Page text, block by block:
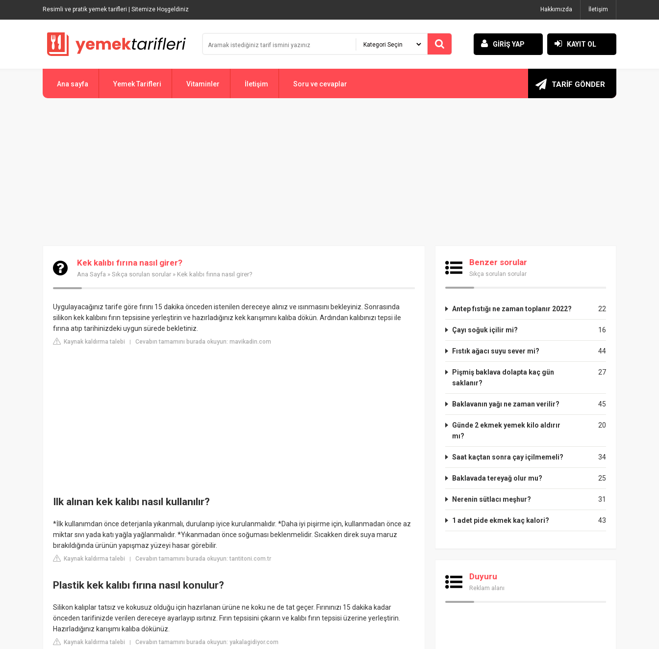
Resimli ve pratik yemek tarifleri | Sitemize Hoşgeldiniz Hakkımızda İletişim
GİRİŞ YAP KAYIT OL
Ana sayfa Yemek Tarifleri Vitaminler İletişim Soru ve cevaplar TARİF GÖNDER
Kek kalıbı fırına nasıl girer?
Ana Sayfa » Sıkça sorulan sorular » Kek kalıbı fırına nasıl girer?
Uygulayacağınız tarife göre fırını 15 dakika önceden istenilen dereceye alınız ve ısınmasını bekleyiniz. Sonrasında
silikon kek kalıbını fırın tepsisine yerleştirin ve hazırladığınız kek karışımını kalıba dökün. Ardından kalıbınızı tepsi ile
fırına atıp tarihinizdeki uygun sürede bekletiniz.
Kaynak kaldırma talebi | Cevabın tamamını burada okuyun: mavikadin.com
Ilk alınan kek kalıbı nasıl kullanılır?
*İlk kullanımdan önce deterjanla yıkanmalı, durulanıp iyice kurulanmalıdır. *Daha iyi pişirme için, kullanmadan önce az
miktar sıvı yada katı yağla yağlanmalıdır. *Yıkanmadan önce soğuması beklenmelidir. Sıcakken direk suya maruz
bırakıldığında ürünün yapışmaz yüzeyi hasar görebilir.
Kaynak kaldırma talebi Cevabın tamamını burada okuyun: tantitoni.com.tr
Plastik kek kalıbı fırına nasıl konulur?
Silikon kalıplar tatsız ve kokusuz olduğu için hazırlanan ürüne ne koku ne de tat geçer. Fırınınızı 15 dakika kadar
önceden tarifinizde verilen dereceye ayarlayıp ısıtınız. Fırın tepsisini çıkarın ve kalıbı fırın tepsisi üzerine yerleştirin.
Hazırladığınız karışımı kalıba dökünüz.
Kaynak kaldırma talebi Cevabın tamamını burada okuyun: yakalagidiyor.com
Benzer sorular
Sıkça sorulan sorular
22
Antep fıstığı ne zaman toplanır 2022?
16
Çayı soğuk içilir mi?
44
Fıstık ağacı suyu sever mi?
27
Pişmiş baklava dolapta kaç gün
saklanır?
45
Baklavanın yağı ne zaman verilir?
20
Günde 2 ekmek yemek kilo aldırır
mı?
34
Saat kaçtan sonra çay içilmemeli?
25
Baklavada tereyağ olur mu?
31
Nerenin sütlacı meşhur?
43
1 adet pide ekmek kaç kalori?
Duyuru
Reklam alanı